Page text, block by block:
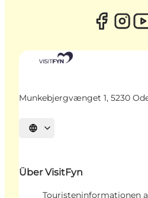
Munkebjergvænget 1, 5230
Sprache auswählen
Über VisitFyn
Touristeninformationen